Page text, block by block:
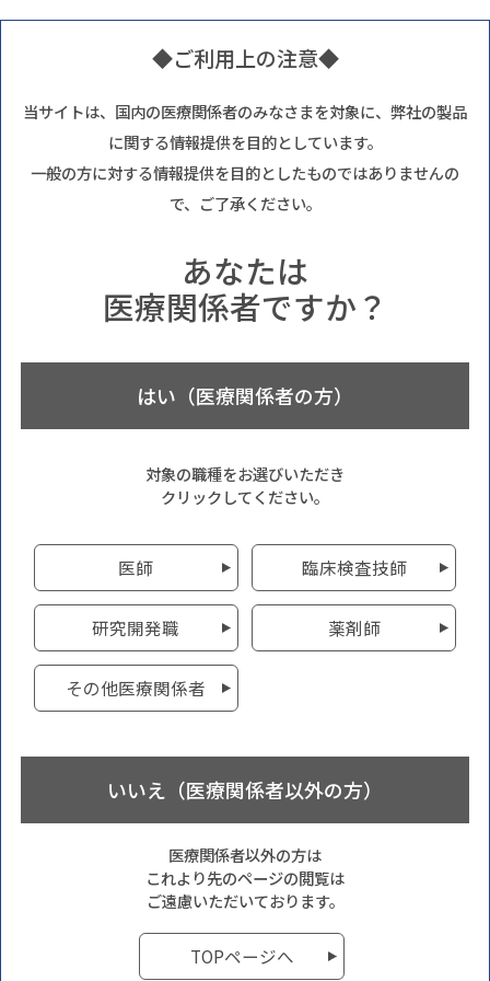
◆ご利用上の注意◆
当サイトは、国内の医療関係者のみなさまを対象に、弊社の製品
に関する情報提供を目的としています。
一般の方に対する情報提供を目的としたものではありませんの
で、ご了承ください。
あなたは
医療関係者ですか？
はい（医療関係者の方）
対象の職種をお選びいただき
クリックしてください。
医師 臨床検査技師
研究開発職 薬剤師
その他医療関係者
いいえ（医療関係者以外の方）
医療関係者以外の方は
これより先のページの閲覧は
ご遠慮いただいております。
TOPページへ